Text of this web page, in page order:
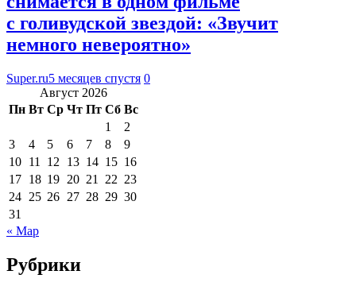
с голивудской звездой: «Звучит
немного невероятно»
Super.ru5 месяцев спустя 0
Август 2026
Пн Вт Ср Чт Пт Сб Вс
1
2
3
4 5 6 7 8
9
10 11 12 13 14 15 16
17 18 19 20 21 22 23
24 25 26 27 28 29 30
31
« Мар
Рубрики